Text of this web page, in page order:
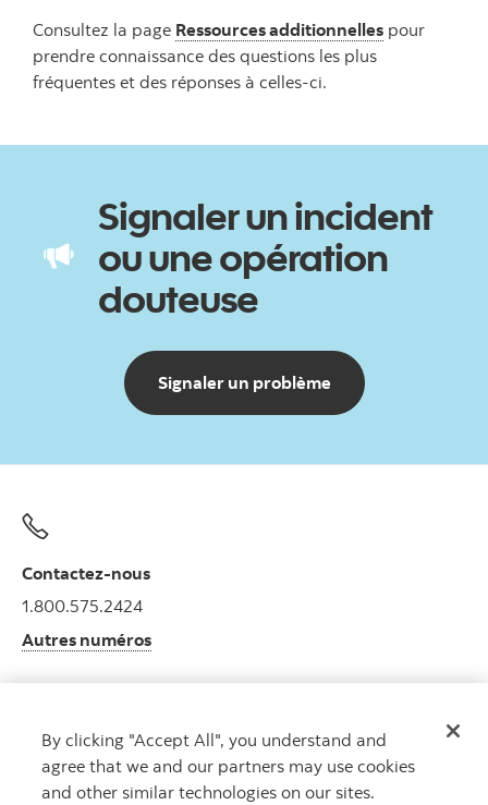
Consultez la page Ressources additionnelles pour
prendre connaissance des questions les plus
fréquentes et des réponses à celles-ci.
Signaler un incident
ou une opération
douteuse
Signaler un problème
Contactez-nous
1.800.575.2424
Autres numéros
Obtenir des conseils
Rencontrez un conseiller.
By clicking "Accept All", you understand and
agree that we and our partners may use cookies
and other similar technologies on our sites.